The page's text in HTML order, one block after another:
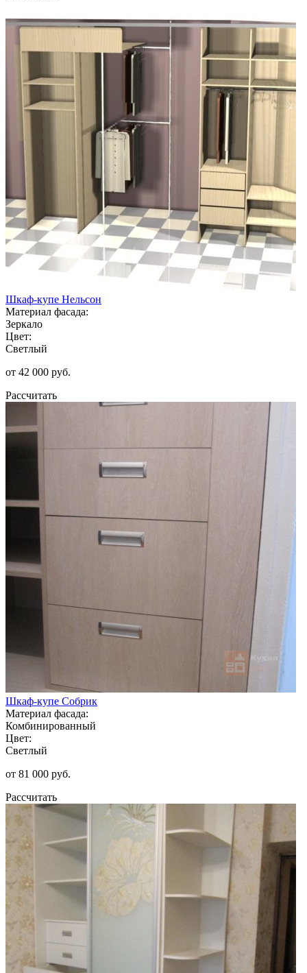
Шкаф-купе Нельсон
Материал фасада:
Зеркало
Цвет:
Светлый
от 42 000 руб.
Рассчитать
Шкаф-купе Собрик
Материал фасада:
Комбинированный
Цвет:
Светлый
от 81 000 руб.
Рассчитать